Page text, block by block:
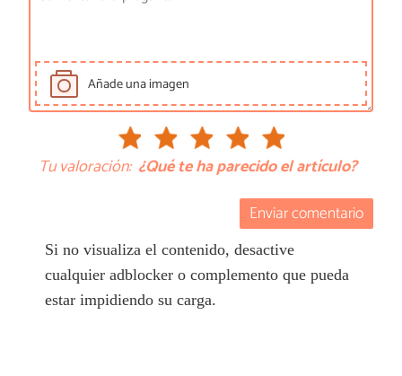
Añade una imagen
Tu valoración: ¿Qué te ha parecido el artículo?
Enviar comentario
Si no visualiza el contenido, desactive
cualquier adblocker o complemento que pueda
estar impidiendo su carga.